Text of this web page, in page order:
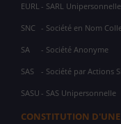
EURL - SARL Unipersonnelle
SNC - Société en Nom
SA - Société Anonyme
SAS - Société par Actions
SASU - SAS Unipersonnelle
CONSTITUTION D'UNE